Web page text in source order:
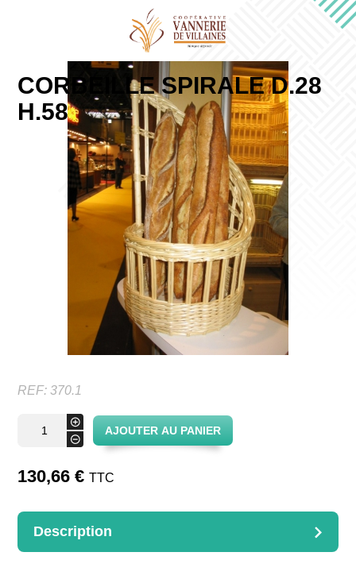
CORBEILLE SPIRALE D.28
H.58
REF:370.1
-
D.28
H.58
+
AJOUTER AU PANIER
130,66€ TTC
Description